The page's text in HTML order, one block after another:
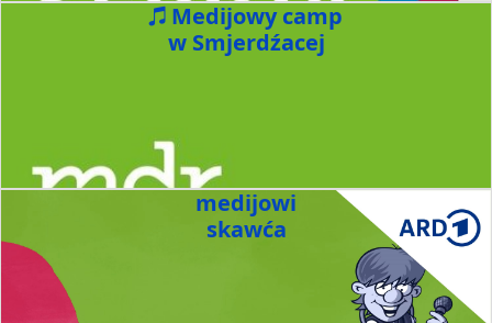
Medijowy camp
w Smjerdźacej
medijowi
skawća